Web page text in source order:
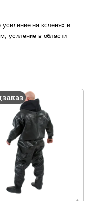
на коленях и
усиление в области